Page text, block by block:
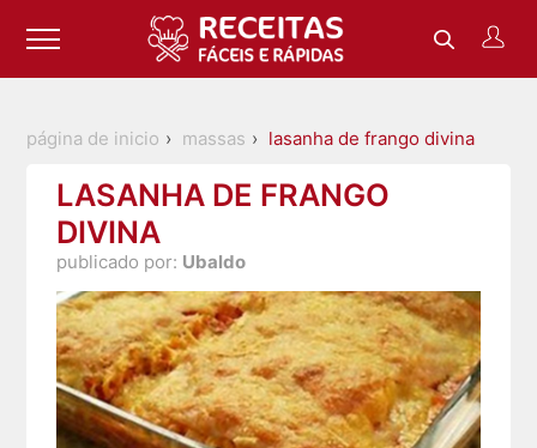
página de inicio massas lasanha de frango divina
LASANHA DE FRANGO
DIVINA
publicado por: Ubaldo